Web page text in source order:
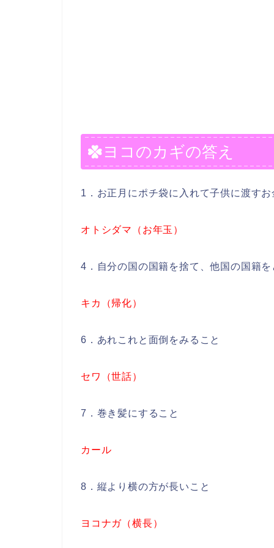
ヨコのカギの答え
1．お正月にポチ袋に入れて子供に渡すお
オトシダマ（お年玉）
4．自分の国の国籍を捨て、他国の国籍
キカ（帰化）
6．あれこれと面倒をみること
セワ（世話）
7．巻き髪にすること
カール
8．縦より横の方が長いこと
ヨコナガ（横長）